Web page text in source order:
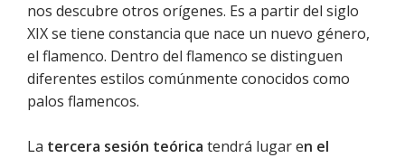
nos descubre otros orígenes. Es a partir del siglo
XIX se tiene constancia que nace un nuevo género,
el flamenco. Dentro del flamenco se distinguen
diferentes estilos comúnmente conocidos como
palos flamencos.
La tercera sesión teórica tendrá lugar en el